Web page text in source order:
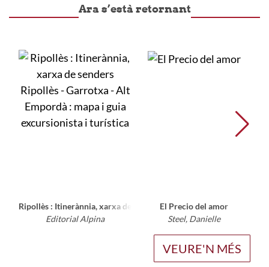
Ara s’està retornant
Ripollès : Itinerànnia, xarxa de senders Ripollès - Garrotxa - Alt
Editorial Alpina
El Precio del amor
Steel, Danielle
VEURE'N MÉS